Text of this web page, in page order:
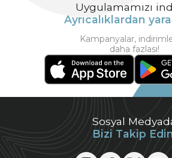
Sosyal
Bizi Takip
Uygulamamızı
Ayrıcalıklardan
Kampanyalar,
daha fazlası!